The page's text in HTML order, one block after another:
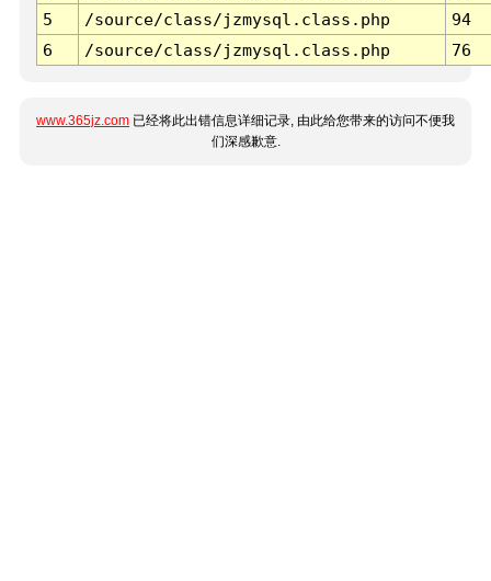
5
/source/class/jzmysql.class.php
94
6
/source/class/jzmysql.class.php 76
www.365jz.com 已经将此出错信息详细记录, 由此给您带来的访问不便我
们深感歉意.